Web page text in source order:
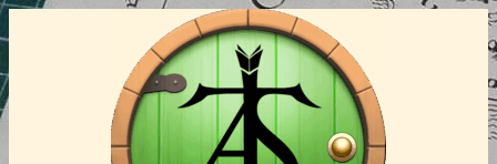
al
contenuto